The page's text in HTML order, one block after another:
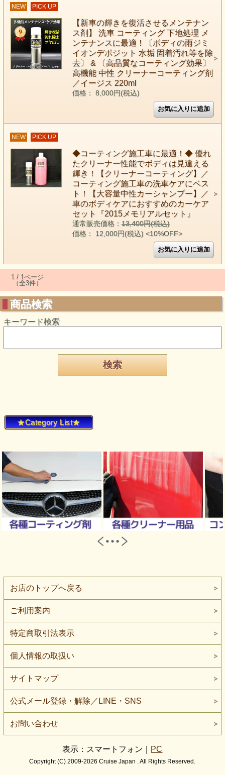
NEW PICK UP
【新車の輝きを復活させるメンテナン
ス剤】 洗車 コーティング 下地処理 メ
ンテナンスに最適！〔ボディの雨ジミ
イオンデポジット 水垢 固着汚れ等を除
去〕 & 〔高品質なコーティング効果〕
高機能 中性 クリーナーコーティング剤
／イージス 220ml
価格： 8,000円(税込)
NEW PICK UP
◆コーティング施工車に最適！◆ 優れ
たクリーナー性能でボディは見違える
輝き！【クリーナーコーティング】／
コーティング施工車の洗車ケアにベス
ト！【大容量中性カーシャンプー】／
車のボディケアにおすすめのカーケア
セット『2015メモリアルセット』
通常販売価格：13,400円(税込)
価格： 12,000円(税込) <10%OFF>
1 / 1ページ
（全3件）
商品検索
キーワード検索
★Category List★
お店のトップへ戻る
ご利用案内
特定商取引法表示
個人情報の取扱い
サイトマップ
公式メール登録・解除／LINE・SNS
お問い合わせ
表示：スマートフォン｜ PC
Copyright (C) 2009-2026 Cruise Japan . All Rights Reserved.